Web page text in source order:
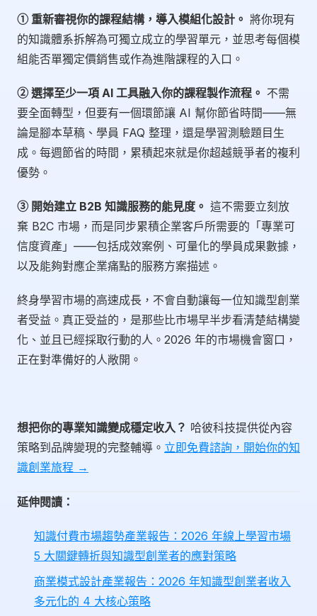
① 重新審視你的課程結構，導入模組化設計。 將你現有
的知識體系拆解為可獨立成立的學習單元，並思考每個模
組能否單獨定價銷售或作為進階課程的入口。
② 選擇至少一項 AI 工具融入你的課程製作流程。 不需
要全面轉型，但要有一個環節讓 AI 幫你節省時間——無
論是腳本草稿、學員 FAQ 整理，還是學習測驗題目生
成。每週節省的時間，累積起來就是你超越競爭者的複利
優勢。
③ 開始建立 B2B 知識服務的能見度。 這不需要立刻放
棄 B2C 市場，而是同步累積企業客戶所需要的「專業可
信度資產」——包括成效案例、可量化的學員成果數據，
以及能夠對應企業痛點的服務方案描述。
終身學習市場的高速成長，不會自動讓每一位知識型創業
者受益。真正受益的，是那些比市場早半步看清楚結構變
化、並且已經採取行動的人。2026 年的市場機會窗口，
正在對準備好的人敞開。
想把你的專業知識變成穩定收入？ 哈彼科技提供從內容
策略到品牌變現的完整輔導。 立即免費諮詢，開始你的知
識創業旅程 →
延伸閱讀：
知識付費市場趨勢產業報告：2026 年線上學習市場
5 大關鍵轉折與知識型創業者的應對策略
商業模式設計產業報告：2026 年知識型創業者收入
多元化的 4 大核心策略